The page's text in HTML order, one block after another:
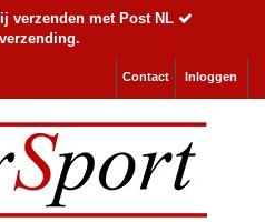
verzenden met Post NL
Inloggen
Contact